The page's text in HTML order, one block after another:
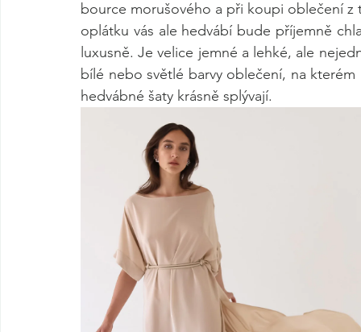
bource morušového a při koupi oblečení
oplátku vás ale hedvábí bude příjemně
luxusně. Je velice jemné a lehké, ale
bílé nebo světlé barvy oblečení, na
hedvábné šaty krásně splývají.